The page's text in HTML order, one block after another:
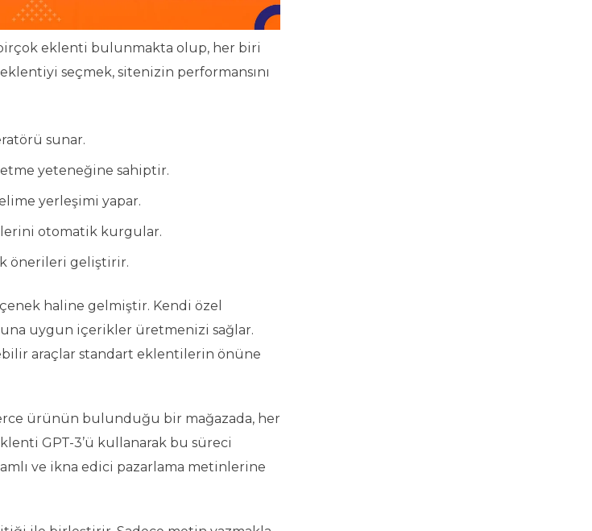
eklenti bulunmakta olup, her biri
seçmek, sitenizin performansını
sunar.
yeteneğine sahiptir.
yerleşimi yapar.
otomatik kurgular.
önerileri geliştirir.
haline gelmiştir. Kendi özel
uygun içerikler üretmenizi sağlar.
araçlar standart eklentilerin önüne
ürünün bulunduğu bir mağazada, her
GPT-3’ü kullanarak bu süreci
ve ikna edici pazarlama metinlerine